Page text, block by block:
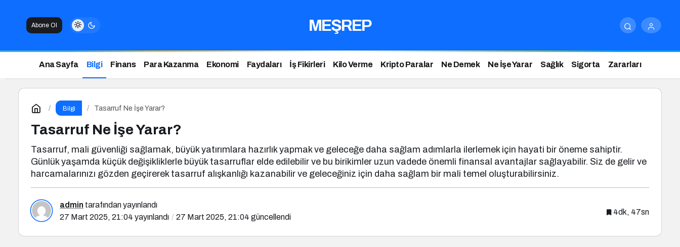
Abone Ol MEŞREP
Ana Sayfa Bilgi Finans Para Kazanma Ekonomi Faydaları İş Fikirleri Kilo Verme Kripto Paralar Ne Demek Ne İşe Yarar Sağlık Sigorta Zararları
Bilgi Tasarruf Ne İşe Yarar?
Tasarruf Ne İşe Yarar?
Tasarruf, mali güvenliği sağlamak, büyük yatırımlara hazırlık yapmak ve geleceğe daha sağlam adımlarla ilerlemek için hayati bir öneme sahiptir.
Günlük yaşamda küçük değişikliklerle büyük tasarruflar elde edilebilir ve bu birikimler uzun vadede önemli finansal avantajlar sağlayabilir. Siz de gelir ve
harcamalarınızı gözden geçirerek tasarruf alışkanlığı kazanabilir ve geleceğiniz için daha sağlam bir mali temel oluşturabilirsiniz.
admin tarafından yayınlandı
27 Mart 2025, 21:04 yayınlandı 27 Mart 2025, 21:04 güncellendi
4dk, 47sn